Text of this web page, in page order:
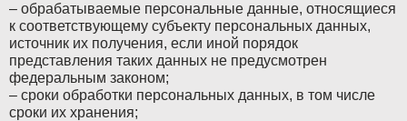
– обрабатываемые персональные данные, относящиеся
к соответствующему субъекту персональных данных,
источник их получения, если иной порядок
представления таких данных не предусмотрен
федеральным законом;
– сроки обработки персональных данных, в том числе
сроки их хранения;